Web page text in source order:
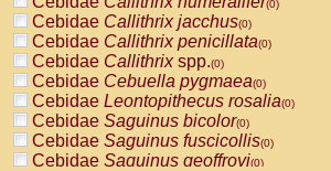
(0)
Cebidae Callithrix jacchus(0)
Cebidae Callithrix penicillata(0)
Cebidae Callithrixspp.(0)
Cebidae Cebuella pygmaea(0)
Cebidae Leontopithecus rosalia(0)
Cebidae Saguinus bicolor(0)
Cebidae Saguinus fuscicollis(0)
Cebidae Saguinus geoffroyi(0)